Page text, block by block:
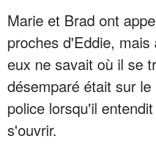
Marie et Brad ont
proches d'Eddie,
eux ne savait où il se
désemparé était sur
police lorsqu'il
s'ouvrir.